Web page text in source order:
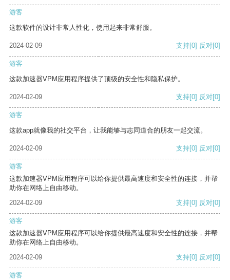
游客
这款软件的设计非常人性化，使用起来非常舒服。
2024-02-09 支持[0] 反对[0]
游客
这款加速器VPM应用程序提供了顶级的安全性和隐私保护。
2024-02-09 支持[0] 反对[0]
游客
这款app就像我的社交平台，让我能够与志同道合的朋友一起交流。
2024-02-09 支持[0] 反对[0]
游客
这款加速器VPM应用程序可以给你提供最高速度和安全性的连接，并帮
助你在网络上自由移动。
2024-02-09
支持[0] 反对[0]
游客
这款加速器VPM应用程序可以给你提供最高速度和安全性的连接，并帮
助你在网络上自由移动。
2024-02-09
支持[0] 反对[0]
游客